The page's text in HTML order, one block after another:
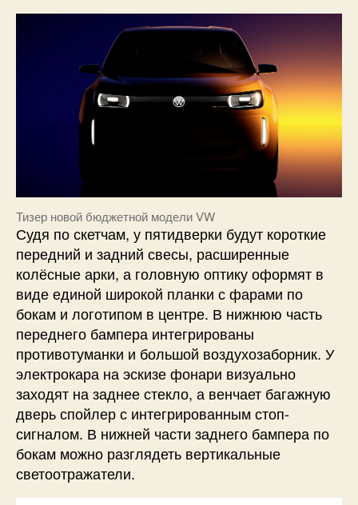
Тизер новой бюджетной модели VW
Судя по скетчам, у пятидверки будут короткие
передний и задний свесы, расширенные
колёсные арки, а головную оптику оформят в
виде единой широкой планки с фарами по
бокам и логотипом в центре. В нижнюю часть
переднего бампера интегрированы
противотуманки и большой воздухозаборник. У
электрокара на эскизе фонари визуально
заходят на заднее стекло, а венчает багажную
дверь спойлер с интегрированным стоп-
сигналом. В нижней части заднего бампера по
бокам можно разглядеть вертикальные
светоотражатели.